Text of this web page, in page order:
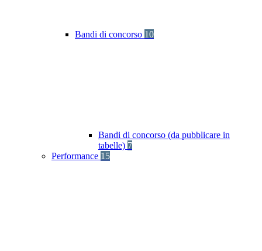
Bandi di concorso 10
Bandi di concorso (da pubblicare in
tabelle) 7
Performance 15